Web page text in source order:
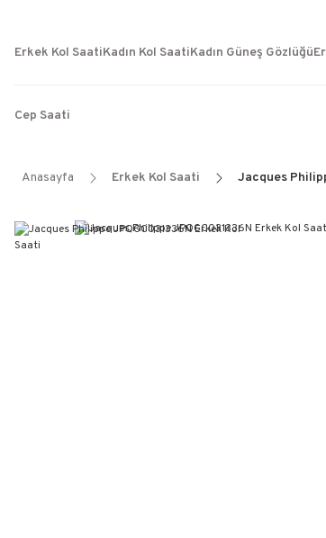
Erkek Kol SaatiKadın Kol SaatiKadın Güneş Gözlüğü
Cep Saati
Anasayfa Erkek Kol Saati Jacques